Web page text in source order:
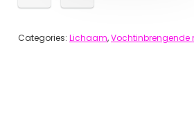
Categories: Lichaam,Vochtinbrengende